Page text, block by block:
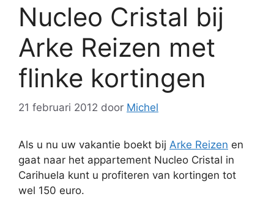
Nucleo Cristal bij
Arke Reizen met
flinke kortingen
21 februari 2012 door Michel
Als u nu uw vakantie boekt bij Arke Reizen en
gaat naar het appartement Nucleo Cristal in
Carihuela kunt u profiteren van kortingen tot
wel 150 euro.